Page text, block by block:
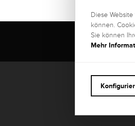
Diese
können.
Sie können
Mehr